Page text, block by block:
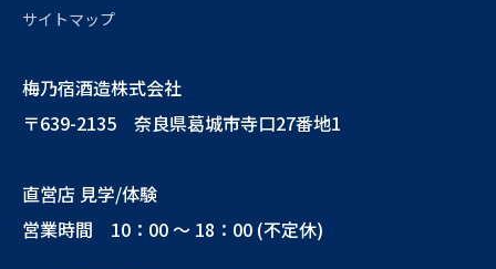
サイトマップ
梅乃宿酒造株式会社
〒639-2135 奈良県葛城市寺口27番地1
直営店 見学/体験
営業時間 10：00 ～ 18：00 (不定休)